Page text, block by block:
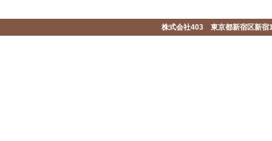
株式会社403 東京都新宿区新